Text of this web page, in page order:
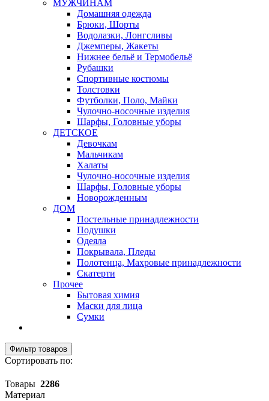
МУЖЧИНАМ
Домашняя одежда
Брюки, Шорты
Водолазки, Лонгсливы
Джемперы, Жакеты
Нижнее бельё и Термобельё
Рубашки
Спортивные костюмы
Толстовки
Футболки, Поло, Майки
Чулочно-носочные изделия
Шарфы, Головные уборы
ДЕТСКОЕ
Девочкам
Мальчикам
Халаты
Чулочно-носочные изделия
Шарфы, Головные уборы
Новорожденным
ДОМ
Постельные принадлежности
Подушки
Одеяла
Покрывала, Пледы
Полотенца, Махровые принадлежности
Скатерти
Прочее
Бытовая химия
Маски для лица
Сумки
Фильтр товаров
Сортировать по:
Товары 2286
Материал